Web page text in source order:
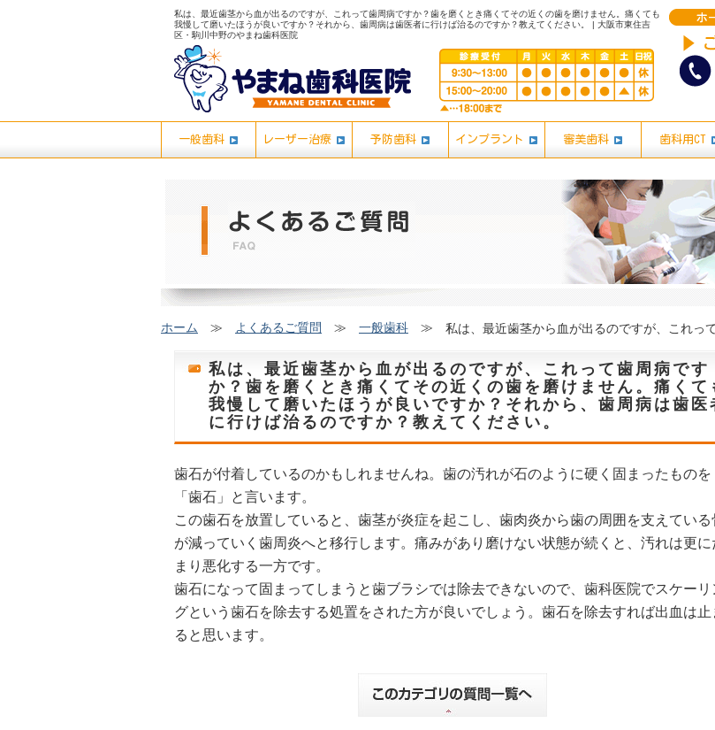
私は、最近歯茎から血が出るのですが、これって歯周病ですか？歯を磨くとき痛くてその近くの歯を磨けません。痛くても
我慢して磨いたほうが良いですか？それから、歯周病は歯医者に行けば治るのですか？教えてください。 | 大阪市東住吉
区・駒川中野のやまね歯科医院
一般歯科 レーザー治療 予防歯科 インプラント 審美歯科 歯科用CT
ホーム ≫ よくあるご質問 ≫ 一般歯科 ≫
私は、最近歯茎から血が出るのですが、これって歯周病です
か？歯を磨くとき痛くてその近くの歯を磨けません。痛くて
我慢して磨いたほうが良いですか？それから、歯周病は歯医
に行けば治るのですか？教えてください。
歯石が付着しているのかもしれませんね。歯の汚れが石のように硬く固まったものを
「歯石」と言います。
この歯石を放置していると、歯茎が炎症を起こし、歯肉炎から歯の周囲を支えている
が減っていく歯周炎へと移行します。痛みがあり磨けない状態が続くと、汚れは更に
まり悪化する一方です。
歯石になって固まってしまうと歯ブラシでは除去できないので、歯科医院でスケーリ
グという歯石を除去する処置をされた方が良いでしょう。歯石を除去すれば出血は止
ると思います。